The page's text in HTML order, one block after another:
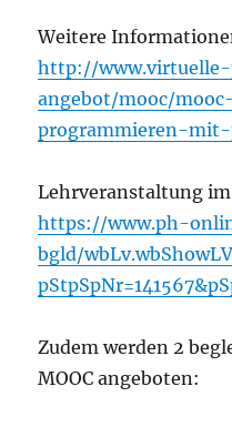
Weitere
http://
angebot/mooc/
programmieren-
Lehrveranstaltung im
https://www.ph-
bgld/
Zudem werden 2
MOOC angeboten: